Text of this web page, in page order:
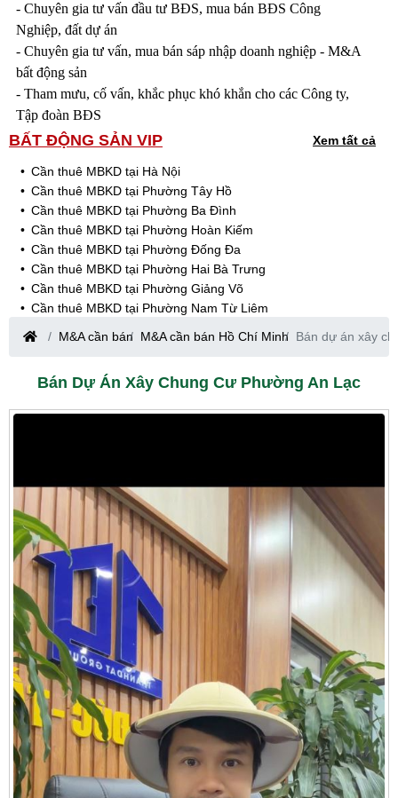
- Chuyên gia tư vấn đầu tư BĐS, mua bán BĐS Công
Nghiệp, đất dự án
- Chuyên gia tư vấn, mua bán sáp nhập doanh nghiệp - M&A
bất động sản
- Tham mưu, cố vấn, khắc phục khó khắn cho các Công ty,
Tập đoàn BĐS
BẤT ĐỘNG SẢN VIP Xem tất cả
Cần thuê MBKD tại Hà Nội
Cần thuê MBKD tại Phường Tây Hồ
Cần thuê MBKD tại Phường Ba Đình
Cần thuê MBKD tại Phường Hoàn Kiếm
Cần thuê MBKD tại Phường Đống Đa
Cần thuê MBKD tại Phường Hai Bà Trưng
Cần thuê MBKD tại Phường Giảng Võ
Cần thuê MBKD tại Phường Nam Từ Liêm
Cần thuê MBKD tại Phường Cầu Giấy
Cần thuê MBKD tại Phường Hà Đông
Cần thuê MBKD tại Phường Hoàng Mai
Cần thuê MBKD tại Phường Phương Liệt
Cần thuê MBKD tại Phường Khương Đình
Cần thuê MBKD tại Phường Yên Sở
Cần thuê MBKD tại Phường Hoàng Liệt
Cần thuê MBKD tại Phường Định Công
Cần thuê MBKD tại Phường Tương Mai
Cần thuê MBKD tại Phường Vĩnh Hưng
Cần thuê MBKD tại Phường Lĩnh Nam
Cần thuê MBKD tại Phường Hồng Hà
Cần thuê MBKD tại Phường Láng
Cần thuê MBKD tại Phường Văn Miếu
Cần thuê MBKD tại Phường Kim Liên
Cần thuê MBKD tại Phường Bạch Mai
Cần thuê MBKD tại Phường Vĩnh Tuy
M&A cần bán M&A cần bán Hồ Chí Minh Bán dự án xây
Bán Dự Án Xây Chung Cư Phường An Lạc